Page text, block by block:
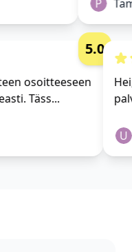
P
osoitteeseen
Täss...
5.0